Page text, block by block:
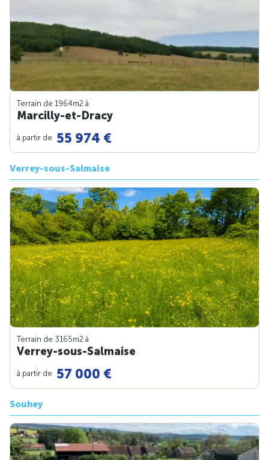
Terrain de 1964m2 à
Marcilly-et-Dracy
à partir de 55 974 €
Verrey-sous-Salmaise
Terrain de 3165m2 à
Verrey-sous-Salmaise
à partir de 57 000 €
Souhey